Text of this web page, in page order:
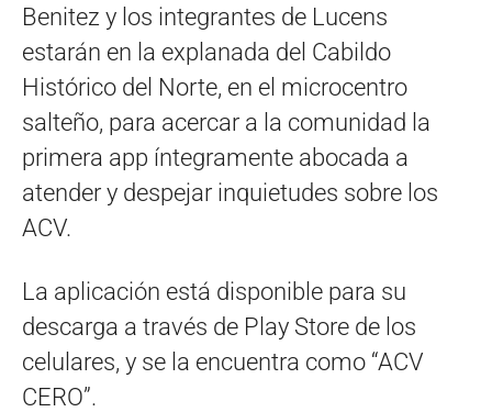
Benitez y los integrantes de Lucens
estarán en la explanada del Cabildo
Histórico del Norte, en el microcentro
salteño, para acercar a la comunidad la
primera app íntegramente abocada a
atender y despejar inquietudes sobre los
ACV.
La aplicación está disponible para su
descarga a través de Play Store de los
celulares, y se la encuentra como “ACV
CERO”.